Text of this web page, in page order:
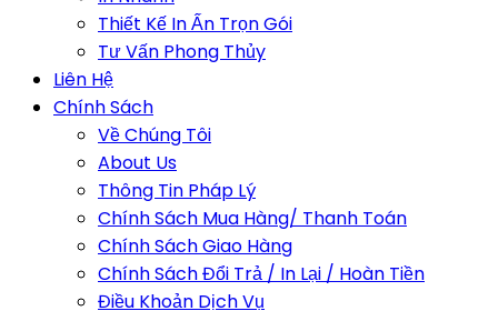
Thiết Kế In Ấn Trọn Gói
Tư Vấn Phong Thủy
Liên Hệ
Chính Sách
Về Chúng Tôi
About Us
Thông Tin Pháp Lý
Chính Sách Mua Hàng/ Thanh Toán
Chính Sách Giao Hàng
Chính Sách Đổi Trả / In Lại / Hoàn Tiền
Điều Khoản Dịch Vụ